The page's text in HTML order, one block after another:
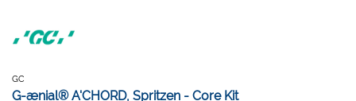
GC
G-ænial® A'CHORD, Spritzen - Core Kit